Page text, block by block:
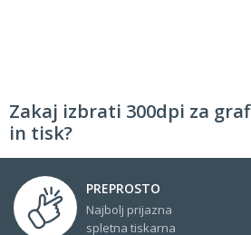
Zakaj izbrati 300dpi za
in tisk?
PREPROSTO
Najbolj prijazna
spletna tiskarna